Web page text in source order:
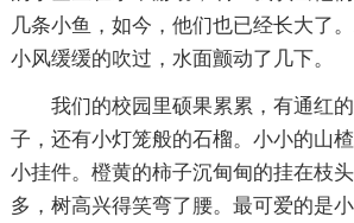
几条小鱼，如今，他们也已经长大了
小风缓缓的吹过，水面颤动了几下。
我们的校园里硕果累累，有通红
子，还有小灯笼般的石榴。小小的山
小挂件。橙黄的柿子沉甸甸的挂在枝
多，树高兴得笑弯了腰。最可爱的是